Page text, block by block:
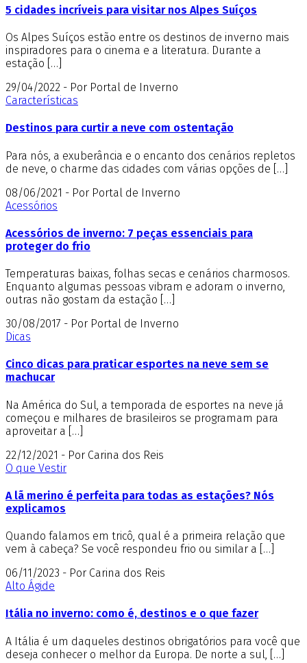
5 cidades incríveis para visitar nos Alpes Suíços
Os Alpes Suíços estão entre os destinos de inverno mais
inspiradores para o cinema e a literatura. Durante a
estação […]
29/04/2022 - Por Portal de Inverno
Características
Destinos para curtir a neve com ostentação
Para nós, a exuberância e o encanto dos cenários repletos
de neve, o charme das cidades com várias opções de […]
08/06/2021 - Por Portal de Inverno
Acessórios
Acessórios de inverno: 7 peças essenciais para
proteger do frio
Temperaturas baixas, folhas secas e cenários charmosos.
Enquanto algumas pessoas vibram e adoram o inverno,
outras não gostam da estação […]
30/08/2017 - Por Portal de Inverno
Dicas
Cinco dicas para praticar esportes na neve sem se
machucar
Na América do Sul, a temporada de esportes na neve já
começou e milhares de brasileiros se programam para
aproveitar a […]
22/12/2021 - Por Carina dos Reis
O que Vestir
A lã merino é perfeita para todas as estações? Nós
explicamos
Quando falamos em tricô, qual é a primeira relação que
vem à cabeça? Se você respondeu frio ou similar a […]
06/11/2023 - Por Carina dos Reis
Alto Ágide
Itália no inverno: como é, destinos e o que fazer
A Itália é um daqueles destinos obrigatórios para você que
deseja conhecer o melhor da Europa. De norte a sul, […]